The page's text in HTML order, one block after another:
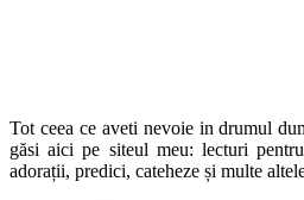
Tot ceea ce aveti nevoie in drumul
găsi aici pe siteul meu: lecturi
adorații, predici, cateheze și multe